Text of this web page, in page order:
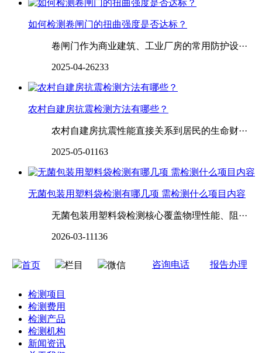
如何检测卷闸门的扭曲强度是否达标？
卷闸门作为商业建筑、工业厂房的常用防护设···
2025-04-26233
农村自建房抗震检测方法有哪些？
农村自建房抗震性能直接关系到居民的生命财···
2025-05-01163
无菌包装用塑料袋检测有哪几项 需检测什么项目内容
无菌包装用塑料袋检测核心覆盖物理性能、阻···
2026-03-11136
首页 栏目 微信 咨询电话 报告办理
检测项目
检测费用
检测产品
检测机构
新闻资讯